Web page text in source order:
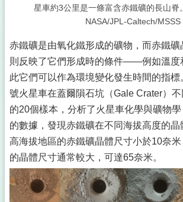
星車約3公里是一條富含赤鐵礦的長山脊
NASA/JPL-Caltech/MSSS
赤鐵礦是由氧化鐵形成的礦物，而赤鐵
則反映了它們形成時的條件——例如溫
此它們可以作為環境變化發生時間的指
號火星車在蓋爾隕石坑（Gale Crater）
的20個樣本，分析了火星車化學與礦物
的數據，發現赤鐵礦在不同海拔高度的晶
高海拔地區的赤鐵礦晶體尺寸小於10奈
的晶體尺寸通常較大，可達65奈米。